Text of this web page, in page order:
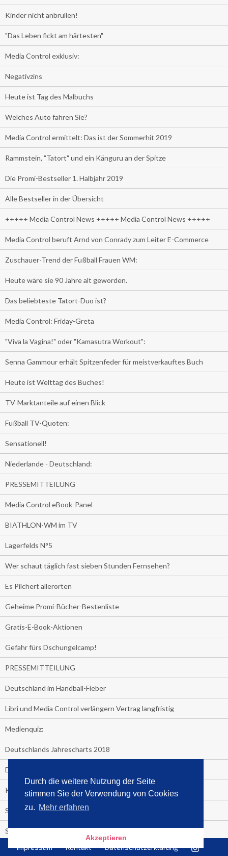
Durch die weitere Nutzung der Seite
stimmen Sie der Verwendung von Cookies
zu. Mehr erfahren
Akzeptieren
Kinder nicht anbrüllen!
"Das Leben fickt am härtesten"
Media Control exklusiv:
Negativzins
Heute ist Tag des Malbuchs
Welches Auto fahren Sie?
Media Control ermittelt: Das ist der Sommerhit 2019
Rammstein, "Tatort" und ein Känguru an der Spitze
Die Promi-Bestseller 1. Halbjahr 2019
Alle Bestseller in der Übersicht
+++++ Media Control News +++++ Media Control News +++++
Media Control beruft Arnd von Conrady zum Leiter E-Commerce
Zuschauer-Trend der Fußball Frauen WM:
Heute wäre sie 90 Jahre alt geworden.
Das beliebteste Tatort-Duo ist?
Media Control: Friday-Greta
"Viva la Vagina!" oder "Kamasutra Workout":
Senna Gammour erhält Spitzenfeder für meistverkauftes Buch
Heute ist Welttag des Buches!
TV-Marktanteile auf einen Blick
Fußball TV-Quoten:
Sensationell!
Niederlande - Deutschland:
PRESSEMITTEILUNG
Media Control eBook-Panel
BIATHLON-WM im TV
Lagerfelds N°5
Wer schaut täglich fast sieben Stunden Fernsehen?
Es Pilchert allerorten
Geheime Promi-Bücher-Bestenliste
Gratis-E-Book-Aktionen
Gefahr fürs Dschungelcamp!
PRESSEMITTEILUNG
Deutschland im Handball-Fieber
Libri und Media Control verlängern Vertrag langfristig
Medienquiz:
Deutschlands Jahrescharts 2018
Die TV-Quotenkönige 2018
KNV und Media Control verlängern vorzeitig Zusammenarbeit
STRENG VERTRAULICH
Streaming verändert TV?
Welcher TV-Sender hat seine Marktanteile seit 2013 vervierfacht?
Impressum Kontakt Datenschutzerklärung